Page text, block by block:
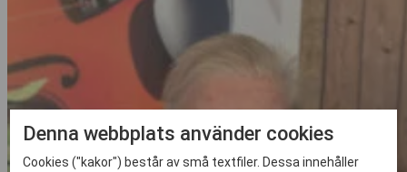
Denna webbplats använder cookies
Cookies ("kakor") består av små textfiler. Dessa innehåller